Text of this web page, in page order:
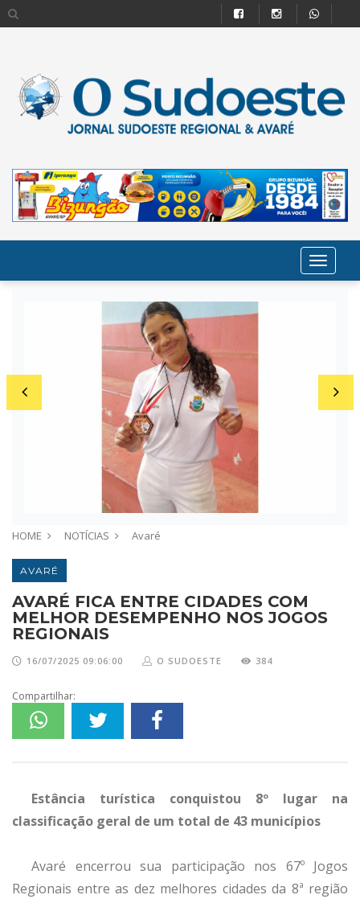
HOME NOTÍCIAS Avaré
AVARÉ
AVARÉ FICA ENTRE CIDADES COM
MELHOR DESEMPENHO NOS JOGOS
REGIONAIS
16/07/2025 09:06:00 O SUDOESTE 384
Compartilhar:
Estância turística conquistou 8º lugar na
classificação geral de um total de 43 municípios
Avaré encerrou sua participação nos 67º Jogos
Regionais entre as dez melhores cidades da 8ª região